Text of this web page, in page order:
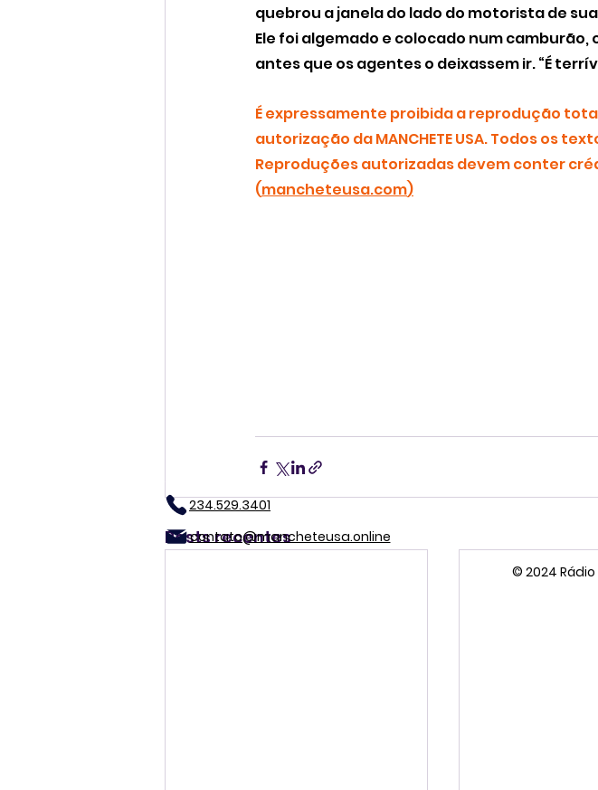
quebrou a janela do lado do motorista de
Ele foi algemado e colocado num
antes que os agentes o deixassem ir. “É
É expressamente proibida a reprodução
autorização da MANCHETE USA. Todos os
Reproduções autorizadas devem conter
(mancheteusa.com)
Posts recentes
234.529.3401
contato@mancheteusa.online
© 2024